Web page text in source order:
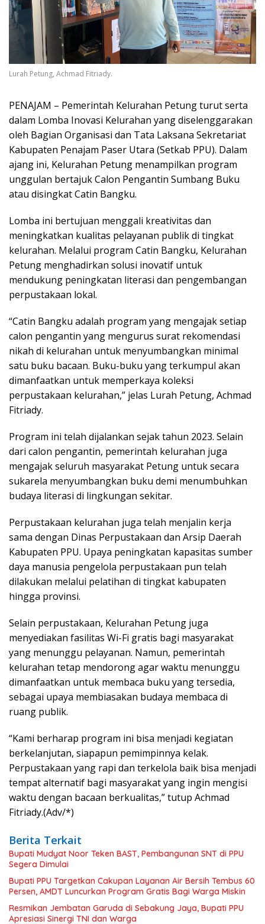
Lurah Petung, Achmad Fitriady.
PENAJAM – Pemerintah Kelurahan Petung turut serta
dalam Lomba Inovasi Kelurahan yang diselenggarakan
oleh Bagian Organisasi dan Tata Laksana Sekretariat
Kabupaten Penajam Paser Utara (Setkab PPU). Dalam
ajang ini, Kelurahan Petung menampilkan program
unggulan bertajuk Calon Pengantin Sumbang Buku
atau disingkat Catin Bangku.
Lomba ini bertujuan menggali kreativitas dan
meningkatkan kualitas pelayanan publik di tingkat
kelurahan. Melalui program Catin Bangku, Kelurahan
Petung menghadirkan solusi inovatif untuk
mendukung peningkatan literasi dan pengembangan
perpustakaan lokal.
“Catin Bangku adalah program yang mengajak setiap
calon pengantin yang mengurus surat rekomendasi
nikah di kelurahan untuk menyumbangkan minimal
satu buku bacaan. Buku-buku yang terkumpul akan
dimanfaatkan untuk memperkaya koleksi
perpustakaan kelurahan,” jelas Lurah Petung, Achmad
Fitriady.
Program ini telah dijalankan sejak tahun 2023. Selain
dari calon pengantin, pemerintah kelurahan juga
mengajak seluruh masyarakat Petung untuk secara
sukarela menyumbangkan buku demi menumbuhkan
budaya literasi di lingkungan sekitar.
Perpustakaan kelurahan juga telah menjalin kerja
sama dengan Dinas Perpustakaan dan Arsip Daerah
Kabupaten PPU. Upaya peningkatan kapasitas sumber
daya manusia pengelola perpustakaan pun telah
dilakukan melalui pelatihan di tingkat kabupaten
hingga provinsi.
Selain perpustakaan, Kelurahan Petung juga
menyediakan fasilitas Wi-Fi gratis bagi masyarakat
yang menunggu pelayanan. Namun, pemerintah
kelurahan tetap mendorong agar waktu menunggu
dimanfaatkan untuk membaca buku yang tersedia,
sebagai upaya membiasakan budaya membaca di
ruang publik.
“Kami berharap program ini bisa menjadi kegiatan
berkelanjutan, siapapun pemimpinnya kelak.
Perpustakaan yang rapi dan terkelola baik bisa menjadi
tempat alternatif bagi masyarakat yang ingin mengisi
waktu dengan bacaan berkualitas,” tutup Achmad
Fitriady.(Adv/*)
Berita Terkait
Bupati Mudyat Noor Teken BAST, Pembangunan SNT di PPU
Segera Dimulai
Bupati PPU Targetkan Cakupan Layanan Air Bersih Tembus 60
Persen, AMDT Luncurkan Program Gratis Bagi Warga Miskin
Resmikan Jembatan Garuda di Sebakung Jaya, Bupati PPU
Apresiasi Sinergi TNI dan Warga